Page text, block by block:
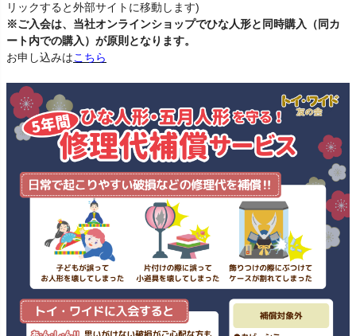
リックすると外部サイトに移動します)
※ご入会は、当社オンラインショップでひな人形と同時購入（同カ
ート内での購入）が原則となります。
お申し込みはこちら